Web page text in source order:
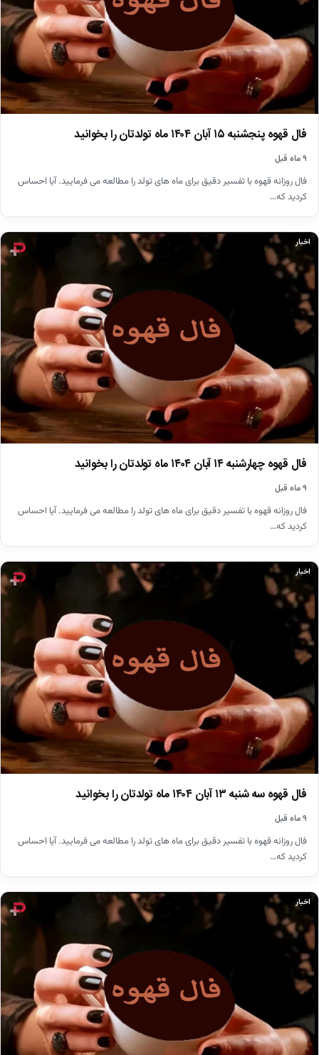
فال قهوه پنجشنبه ۱۵ آبان ۱۴۰۴ ماه تولدتان را بخوانید
۹ ماه قبل
فال روزانه قهوه با تفسیر دقیق برای ماه های تولد را مطالعه می فرمایید. آیا احساس
کردید که…
اخبار
فال قهوه چهارشنبه ۱۴ آبان ۱۴۰۴ ماه تولدتان را بخوانید
۹ ماه قبل
فال روزانه قهوه با تفسیر دقیق برای ماه های تولد را مطالعه می فرمایید. آیا احساس
کردید که…
اخبار
فال قهوه سه شنبه ۱۳ آبان ۱۴۰۴ ماه تولدتان را بخوانید
۹ ماه قبل
فال روزانه قهوه با تفسیر دقیق برای ماه های تولد را مطالعه می فرمایید. آیا احساس
کردید که…
اخبار